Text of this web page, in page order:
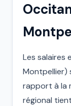
Les salaires
Montpellier)
rapport à la
régional